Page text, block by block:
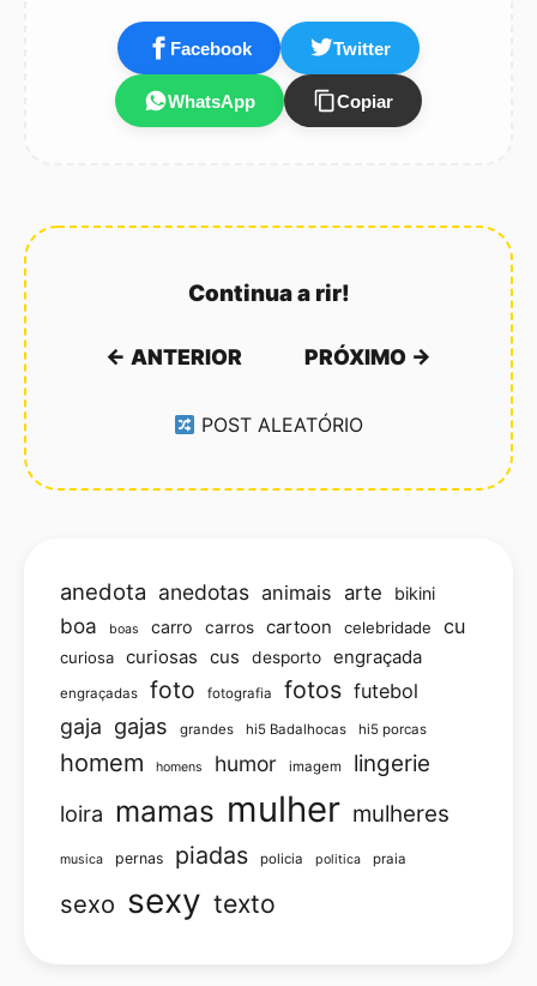
Facebook Twitter
WhatsApp Copiar
Continua a rir!
← ANTERIOR PRÓXIMO →
POST ALEATÓRIO
anedota anedotas animais arte bikini
boa boas carro carros cartoon celebridade cu
curiosa curiosas cus desporto engraçada
engraçadas foto fotografia fotos futebol
gaja gajas grandes hi5 Badalhocas hi5 porcas
homem homens humor imagem lingerie
loira mamas mulher mulheres
musica pernas piadas policia politica praia
sexo sexy texto